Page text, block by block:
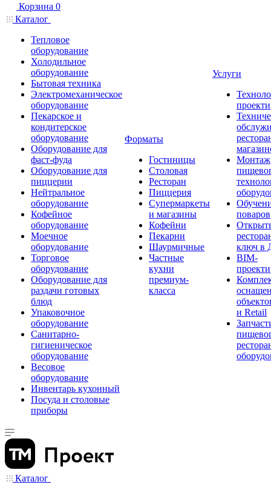
Корзина 0
Каталог
Тепловое
оборудование
Холодильное
оборудование
Бытовая техника
Электромеханическое
оборудование
Пекарское и
кондитерское
оборудование
Оборудование для
фаст-фуда
Оборудование для
пиццерии
Нейтральное
оборудование
Кофейное
оборудование
Моечное
оборудование
Торговое
оборудование
Оборудование для
раздачи готовых
блюд
Упаковочное
оборудование
Санитарно-
гигиеническое
оборудование
Весовое
оборудование
Инвентарь кухонный
Посуда и столовые
приборы
Форматы
Гостиницы
Столовая
Ресторан
Пиццерия
Супермаркеты
и магазины
Кофейни
Пекарни
Шаурмичные
Частные
кухни
премиум-
класса
Услуги
Монтаж
поваров
ключ в
BIM-
и Retail
Каталог